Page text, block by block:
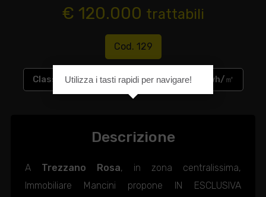
€ 120.000 trattabili
Cod. 129
Classe energetica: G EP glnr: 253.32 kwh/㎡
Descrizione
A Trezzano Rosa, in zona centralissima,
Immobiliare Mancini propone IN ESCLUSIVA
Utilizza i tasti rapidi per navigare!